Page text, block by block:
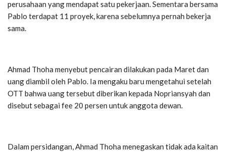
perusahaan yang mendapat satu pekerjaan. Sementara bersama
Pablo terdapat 11 proyek, karena sebelumnya pernah bekerja
sama.
Ahmad Thoha menyebut pencairan dilakukan pada Maret dan
uang diambil oleh Pablo. Ia mengaku baru mengetahui setelah
OTT bahwa uang tersebut diberikan kepada Nopriansyah dan
disebut sebagai fee 20 persen untuk anggota dewan.
Dalam persidangan, Ahmad Thoha menegaskan tidak ada kaitan